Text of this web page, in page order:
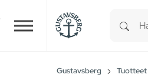
Skip to main content
Gustavsberg Tuotteet